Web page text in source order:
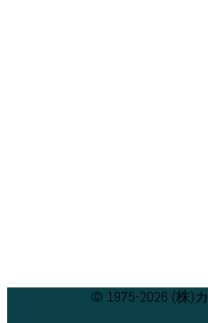
© 1975-2026 (株)